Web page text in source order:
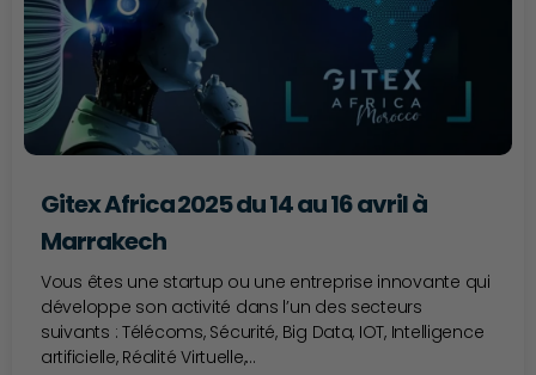
Gitex Africa 2025 du 14 au 16 avril à
Marrakech
Vous êtes une startup ou une entreprise innovante qui
développe son activité dans l’un des secteurs
suivants : Télécoms, Sécurité, Big Data, IOT, Intelligence
artificielle, Réalité Virtuelle,...